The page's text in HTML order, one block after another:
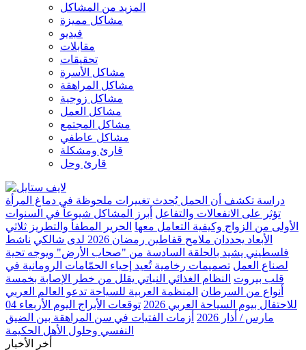
المزيد من المشاكل
مشاكل مميزة
فيديو
مقابلات
تحقيقات
مشاكل الأسرة
مشاكل المراهقة
مشاكل زوجية
مشاكل العمل
مشاكل المجتمع
مشاكل عاطفي
قارئ ومشكلة
قارئ وحل
دراسة تكشف أن الحمل يُحدث تغييرات ملحوظة في دماغ المرأة
تؤثر على الانفعالات والتفاعل أبرز المشاكل شيوعاً في السنوات
الأولى من الزواج وكيفية التعامل معها الحرير المطفأ والتطريز ثلاثي
الأبعاد يحددان ملامح قفاطين رمضان 2026 لدى شالكي
ناشط
فلسطيني يشيد بالحلقة السادسة من "صحاب الأرض" ويوجه تحية
لصناع العمل تصميمات رخامية تُعيد إحياء الحمّامات الرومانية في
قلب بيروت النظام الغذائي النباتي يقلل من خطر الإصابة بخمسة
أنواع من السرطان المنظمة العربية للسياحة تدعو العالم العربي
للاحتفال بيوم السياحة العربي 2026
توقعات الأبراج اليوم الأربعاء 04
مارس / أذار 2026
أزمات الفتيات في سن المراهقة بين الضيق
النفسي وحلول الأهل الحكيمة
أخر الأخبار